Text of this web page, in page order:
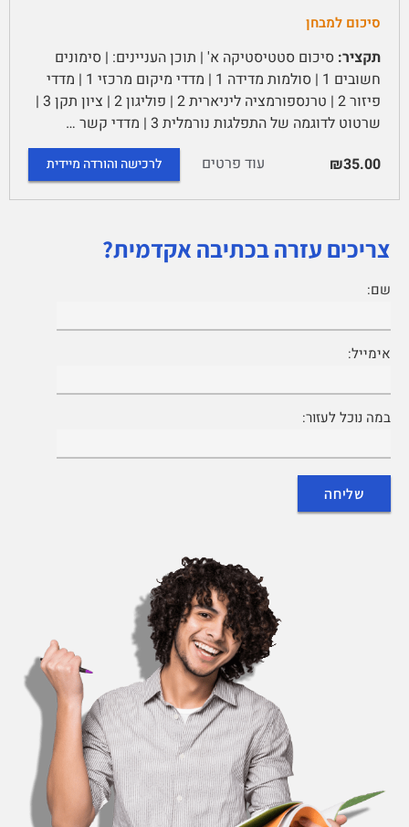
סיכום למבחן
תקציר: סיכום סטטיסטיקה א' | תוכן העניינים: | סימונים
חשובים 1 | סולמות מדידה 1 | מדדי מיקום מרכזי 1 | מדדי
פיזור 2 | טרנספורמציה ליניארית 2 | פוליגון 2 | ציון תקן 3 |
שרטוט לדוגמה של התפלגות נורמלית 3 | מדדי קשר …
₪35.00
עוד פרטים לרכישה והורדה מיידית
צריכים עזרה בכתיבה אקדמית?
שם:
אימייל:
במה נוכל לעזור: